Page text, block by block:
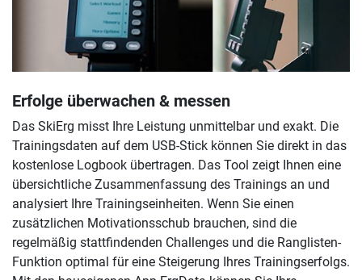
Erfolge überwachen & messen
Das SkiErg misst Ihre Leistung unmittelbar und exakt. Die
Trainingsdaten auf dem USB-Stick können Sie direkt in das
kostenlose Logbook übertragen. Das Tool zeigt Ihnen eine
übersichtliche Zusammenfassung des Trainings an und
analysiert Ihre Trainingseinheiten. Wenn Sie einen
zusätzlichen Motivationsschub brauchen, sind die
regelmäßig stattfindenden Challenges und die Ranglisten-
Funktion optimal für eine Steigerung Ihres Trainingserfolgs.